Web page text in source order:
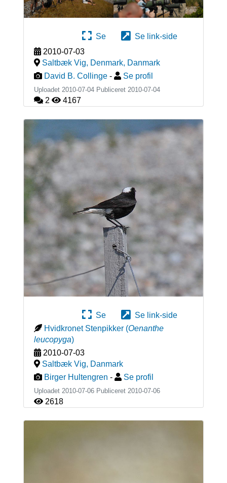
Se
Se link-side
2010-07-03
Saltbæk Vig, Denmark, Danmark
David B. Collinge - Se profil
Uploadet 2010-07-04 Publiceret 2010-07-04
2 4167
Se
Se link-side
Hvidkronet Stenpikker (Oenanthe
leucopyga)
2010-07-03
Saltbæk Vig, Danmark
Birger Hultengren - Se profil
Uploadet 2010-07-06 Publiceret 2010-07-06
2618